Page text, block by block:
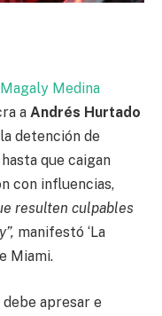
Magaly Medina
a Andrés Hurtado
detención de
que caigan
con influencias,
resulten culpables
manifestó ‘La
Miami.
apresar e